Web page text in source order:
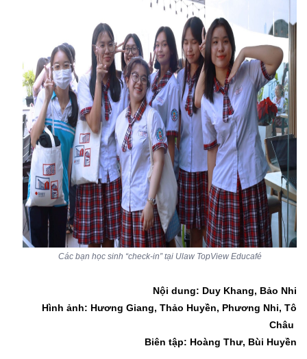
Các bạn học sinh “check-in” tại Ulaw TopView Educafé
Nội dung: Duy Khang, Bảo Nhi
Hình ảnh: Hương Giang, Thảo Huyền, Phương Nhi, Tô
Châu
Biên tập: Hoàng Thư, Bùi Huyền